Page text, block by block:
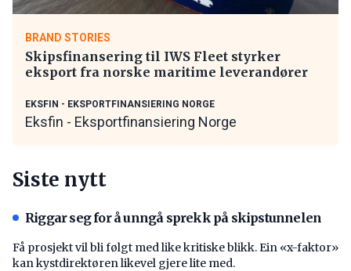
BRAND STORIES
Skipsfinansering til IWS Fleet styrker
eksport fra norske maritime leverandører
EKSFIN - EKSPORTFINANSIERING NORGE
Eksfin - Eksportfinansiering Norge
Siste nytt
Riggar seg for å unngå sprekk på skipstunnelen
Få prosjekt vil bli følgt med like kritiske blikk. Ein «x-faktor»
kan kystdirektøren likevel gjere lite med.